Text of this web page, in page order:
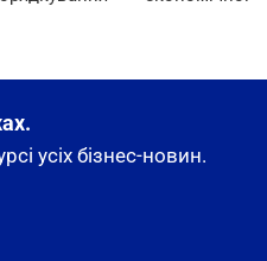
усіх бізнес-новин.